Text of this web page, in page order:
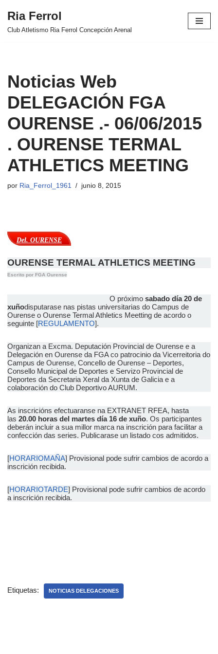
Saltar
Ria Ferrol
Club Atletismo Ria Ferrol Concepción Arenal
Noticias Web
DELEGACIÓN FGA
OURENSE .- 06/06/2015
. OURENSE TERMAL
ATHLETICS MEETING
por Ria_Ferrol_1961 junio 8, 2015
Del. OURENSE
OURENSE TERMAL ATHLETICS MEETING
Escrito por FGA Ourense
O próximo sabado día 20 de
xuñodisputarase nas pistas universitarias do Campus de
Ourense o Ourense Termal Athletics Meetting de acordo o
seguinte [REGULAMENTO].
Organizan a Excma. Deputación Provincial de Ourense e a
Delegación en Ourense da FGA co patrocinio da Vicerreitoria do
Campus de Ourense, Concello de Ourense – Deportes,
Consello Municipal de Deportes e Servizo Provincial de
Deportes da Secretaria Xeral da Xunta de Galicia e a
colaboración do Club Deportivo AURUM.
As inscricións efectuaranse na EXTRANET RFEA, hasta
las 20.00 horas del martes día 16 de xuño. Os participantes
deberán incluir a sua millor marca na inscrición para facilitar a
confección das series. Publicarase un listado cos admitidos.
[HORARIOMAÑA] Provisional pode sufrir cambios de acordo a
inscrición recibida.
[HORARIOTARDE] Provisional pode sufrir cambios de acordo
a inscrición recibida.
Etiquetas: NOTICIAS DELEGACIONES